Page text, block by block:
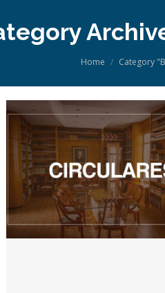
Home Category